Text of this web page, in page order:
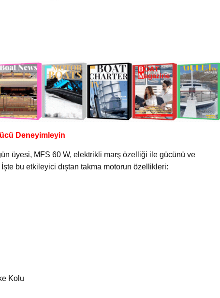
Deneyimleyin
üyesi, MFS 60 W, elektrikli marş özelliği ile gücünü ve
bu etkileyici dıştan takma motorun özellikleri:
Kolu